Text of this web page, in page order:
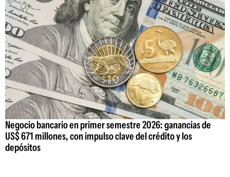
Negocio bancario en primer semestre 2026: ganancias de
US$ 671 millones, con impulso clave del crédito y los
depósitos